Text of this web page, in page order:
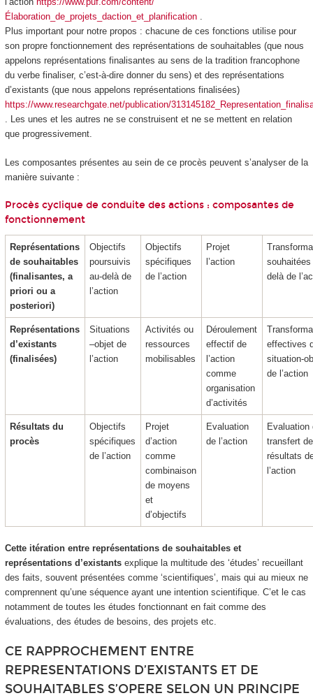
Élaboration_de_projets_daction_et_planification.
Plus important pour notre propos : chacune de ces fonctions utilise pour
son propre fonctionnement des représentations de souhaitables (que nous
appelons représentations finalisantes au sens de la tradition francophone
du verbe finaliser, c’est-à-dire donner du sens) et des représentations
d’existants (que nous appelons représentations finalisées)
https://www.researchgate.net/publication/
. Les unes et les autres ne se construisent et ne se mettent en relation
que progressivement.
Les composantes présentes au sein de ce procès peuvent s’analyser de la
manière suivante :
Procès cyclique de conduite des actions : composantes de
fonctionnement
Représentations
de souhaitables
(finalisantes, a
priori ou a
posteriori)
Objectifs
poursuivis
au-delà de
l’action
Objectifs
spécifiques
de l’action
Projet
l’action
souhaitées
delà de
Représentations
d’existants
(finalisées)
Situations
–objet de
l’action
Activités ou
ressources
mobilisables
Déroulement
effectif de
l’action
comme
organisation
d’activités
effectives
situation-
de l’action
Résultats du
procès
Objectifs
spécifiques
de l’action
Projet
d’action
comme
combinaison
de moyens
et
d’objectifs
Evaluation
de l’action
Evaluation
transfert
résultats
l’action
Cette itération entre représentations de souhaitables et
représentations d’existants explique la multitude des ‘études’ recueillant
des faits, souvent présentées comme ‘scientifiques’, mais qui au mieux ne
comprennent qu’une séquence ayant une intention scientifique. C’et le cas
notamment de toutes les études fonctionnant en fait comme des
évaluations, des études de besoins, des projets etc.
CE RAPPROCHEMENT ENTRE
REPRESENTATIONS D’EXISTANTS ET DE
SOUHAITABLES S’OPERE SELON UN PRINCIPE